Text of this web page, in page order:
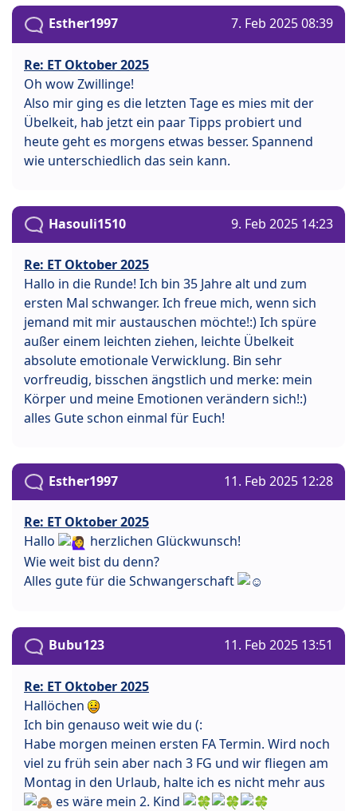
Esther1997 7. Feb 2025 08:39
Re: ET Oktober 2025
Oh wow Zwillinge!
Also mir ging es die letzten Tage es mies mit der
Übelkeit, hab jetzt ein paar Tipps probiert und
heute geht es morgens etwas besser. Spannend
wie unterschiedlich das sein kann.
Hasouli1510 9. Feb 2025 14:23
Re: ET Oktober 2025
Hallo in die Runde! Ich bin 35 Jahre alt und zum
ersten Mal schwanger. Ich freue mich, wenn sich
jemand mit mir austauschen möchte!:) Ich spüre
außer einem leichten ziehen, leichte Übelkeit
absolute emotionale Verwicklung. Bin sehr
vorfreudig, bisschen ängstlich und merke: mein
Körper und meine Emotionen verändern sich!:)
alles Gute schon einmal für Euch!
Esther1997 11. Feb 2025 12:28
Re: ET Oktober 2025
Hallo
herzlichen Glückwunsch!
Wie weit bist du denn?
Alles gute für die Schwangerschaft
Bubu123 11. Feb 2025 13:51
Re: ET Oktober 2025
Hallöchen
Ich bin genauso weit wie du (:
Habe morgen meinen ersten FA Termin. Wird noch
viel zu früh sein aber nach 3 FG und wir fliegen am
Montag in den Urlaub, halte ich es nicht mehr aus
es wäre mein 2. Kind